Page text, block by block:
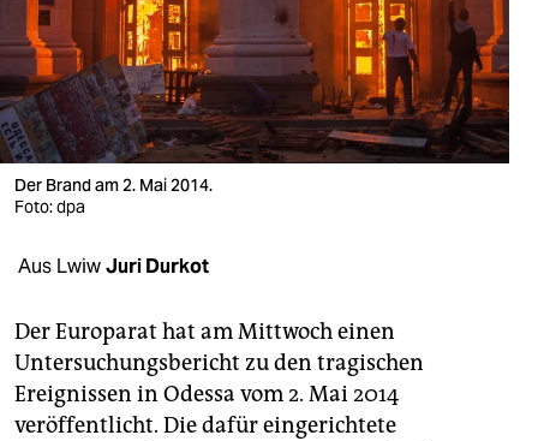
nord
wahrheit
verlag
verlag
shop
fragen & hilfe
unterstützen
abo
Der Brand am 2. Mai 2014.
Foto: dpa
Aus LwiwJuri Durkot
Der Europarat hat am Mittwoch einen
Untersuchungsbericht zu den tragischen
Ereignissen in Odessa vom 2. Mai 2014
veröffentlicht. Die dafür eingerichtete